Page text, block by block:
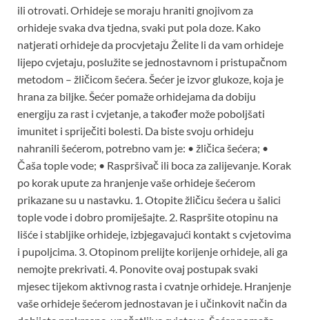
ili otrovati. Orhideje se moraju hraniti gnojivom za
orhideje svaka dva tjedna, svaki put pola doze. Kako
natjerati orhideje da procvjetaju Želite li da vam orhideje
lijepo cvjetaju, poslužite se jednostavnom i pristupačnom
metodom – žličicom šećera. Šećer je izvor glukoze, koja je
hrana za biljke. Šećer pomaže orhidejama da dobiju
energiju za rast i cvjetanje, a također može poboljšati
imunitet i spriječiti bolesti. Da biste svoju orhideju
nahranili šećerom, potrebno vam je: • žličica šećera; •
Čaša tople vode; • Raspršivač ili boca za zalijevanje. Korak
po korak upute za hranjenje vaše orhideje šećerom
prikazane su u nastavku. 1. Otopite žličicu šećera u šalici
tople vode i dobro promiješajte. 2. Raspršite otopinu na
lišće i stabljike orhideje, izbjegavajući kontakt s cvjetovima
i pupoljcima. 3. Otopinom prelijte korijenje orhideje, ali ga
nemojte prekrivati. 4. Ponovite ovaj postupak svaki
mjesec tijekom aktivnog rasta i cvatnje orhideje. Hranjenje
vaše orhideje šećerom jednostavan je i učinkovit način da